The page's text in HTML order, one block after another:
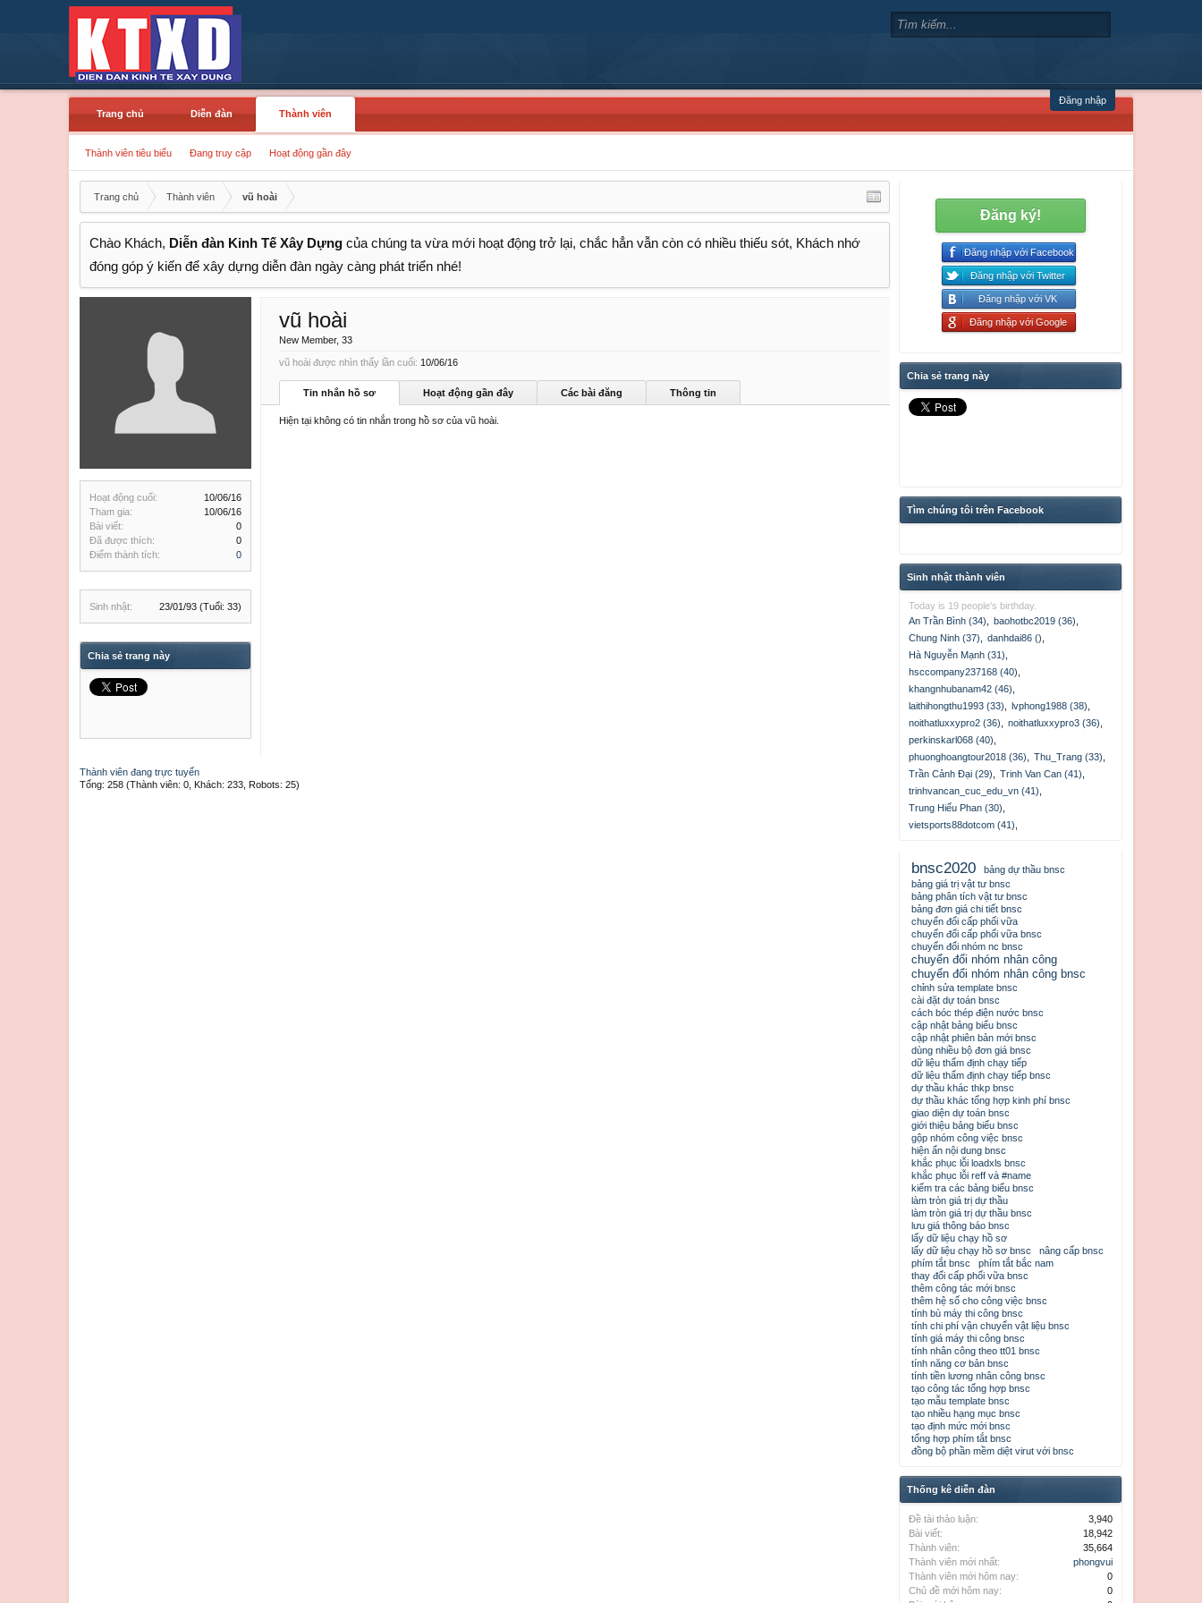
Đăng nhập
Trang chủ
Diễn đàn Thành viên
Thành viên tiêu biểu Đang truy cập Hoạt động gần đây
Trang chủ Thành viên vũ hoài
Chào Khách, Diễn đàn Kinh Tế Xây Dựng của chúng ta vừa mới hoạt động trở lại, chắc hẳn vẫn còn có nhiều thiếu sót, Khách nhớ
đóng góp ý kiến để xây dựng diễn đàn ngày càng phát triển nhé!
Hoạt động cuối:
10/06/16
Tham gia:
10/06/16
Bài viết:
0
Đã được thích:
0
Điểm thành tích:
0
Sinh nhật: 23/01/93 (Tuổi: 33)
Chia sẻ trang này
vũ hoài
New Member, 33
vũ hoài được nhìn thấy lần cuối: 10/06/16
Tin nhắn hồ sơ Hoạt động gần đây Các bài đăng Thông tin
Hiện tại không có tin nhắn trong hồ sơ của vũ hoài.
Thành viên đang trực tuyến
Tổng: 258 (Thành viên: 0, Khách: 233, Robots: 25)
Đăng ký!
Đăng nhập với Facebook
Đăng nhập với Twitter
Đăng nhập với VK
Đăng nhập với Google
Chia sẻ trang này
Tìm chúng tôi trên Facebook
Sinh nhật thành viên
Today is 19 people's birthday.
An Trần Bình (34)
baohotbc2019 (36)
Chung Ninh (37)
danhdai86 ()
Hà Nguyễn Mạnh (31)
hsccompany237168 (40)
khangnhubanam42 (46)
laithihongthu1993 (33)
lvphong1988 (38)
noithatluxxypro2 (36)
noithatluxxypro3 (36)
perkinskarl068 (40)
phuonghoangtour2018 (36)
Thu_Trang (33)
Trần Cảnh Đại (29)
Trinh Van Can (41)
trinhvancan_cuc_edu_vn (41)
Trung Hiếu Phan (30)
vietsports88dotcom (41)
bnsc2020
bảng dự thầu bnsc
bảng giá trị vật tư bnsc
bảng phân tích vật tư bnsc
bảng đơn giá chi tiết bnsc
chuyển đổi cấp phối vữa
chuyển đổi cấp phối vữa bnsc
chuyển đổi nhóm nc bnsc
chuyển đổi nhóm nhân công
chuyển đổi nhóm nhân công bnsc
chỉnh sửa template bnsc
cài đặt dự toán bnsc
cách bóc thép điện nước bnsc
cập nhật bảng biểu bnsc
cập nhật phiên bản mới bnsc
dùng nhiều bộ đơn giá bnsc
dữ liệu thẩm định chạy tiếp
dữ liệu thẩm định chạy tiếp bnsc
dự thầu khác thkp bnsc
dự thầu khác tổng hợp kinh phí bnsc
giao diện dự toán bnsc
giới thiệu bảng biểu bnsc
gộp nhóm công việc bnsc
hiện ẩn nội dung bnsc
khắc phục lỗi loadxls bnsc
khắc phục lỗi reff và #name
kiểm tra các bảng biểu bnsc
làm tròn giá trị dự thầu
làm tròn giá trị dự thầu bnsc
lưu giá thông báo bnsc
lấy dữ liệu chạy hồ sơ
lấy dữ liệu chạy hồ sơ bnsc
nâng cấp bnsc
phím tắt bnsc
phím tắt bắc nam
thay đổi cấp phối vữa bnsc
thêm công tác mới bnsc
thêm hệ số cho công việc bnsc
tính bù máy thi công bnsc
tính chi phí vận chuyển vật liệu bnsc
tính giá máy thi công bnsc
tính nhân công theo tt01 bnsc
tính năng cơ bản bnsc
tính tiền lương nhân công bnsc
tạo công tác tổng hợp bnsc
tạo mẫu template bnsc
tạo nhiều hạng mục bnsc
tạo định mức mới bnsc
tổng hợp phím tắt bnsc
đồng bộ phần mềm diệt virut với bnsc
Thống kê diễn đàn
Đề tài thảo luận:
3,940
Bài viết:
18,942
Thành viên:
35,664
Thành viên mới nhất:
phongvui
Thành viên mới hôm nay:
0
Chủ đề mới hôm nay:
0